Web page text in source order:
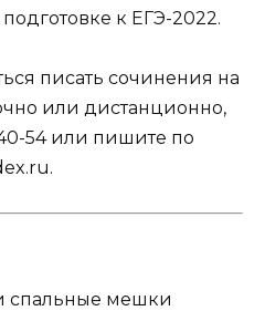
к ЕГЭ-2022.
писать сочинения на
или дистанционно,
54 или пишите по
.
спальные мешки